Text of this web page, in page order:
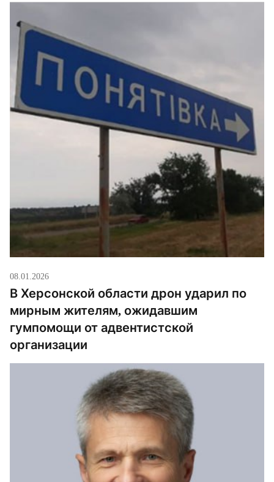
воскресенье, 1 февраля, средства были
предназначены на помощь Киеву. … Речь идёт о
жизнях! А оборудование, которое нас просят, […]
08.01.2026
В Херсонской области дрон ударил по
мирным жителям, ожидавшим
гумпомощи от адвентистской
организации